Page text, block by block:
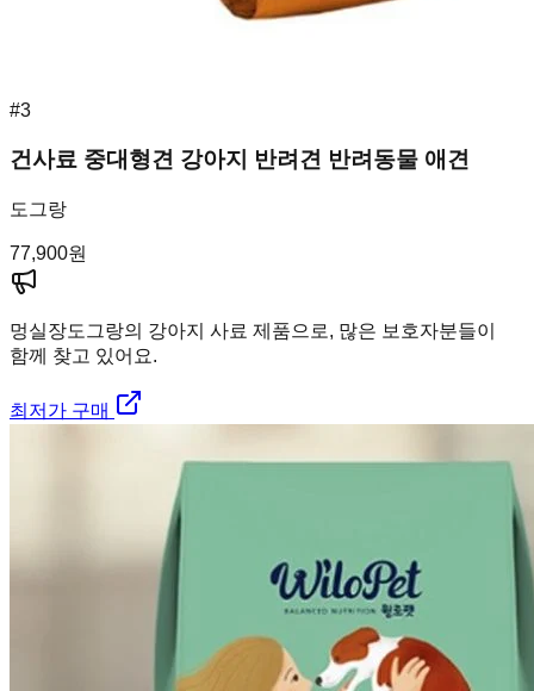
#3
건사료 중대형견 강아지 반려견 반려동물 애견
도그랑
77,900원
멍실장도그랑의 강아지 사료 제품으로, 많은 보호자분들이
함께 찾고 있어요.
최저가 구매